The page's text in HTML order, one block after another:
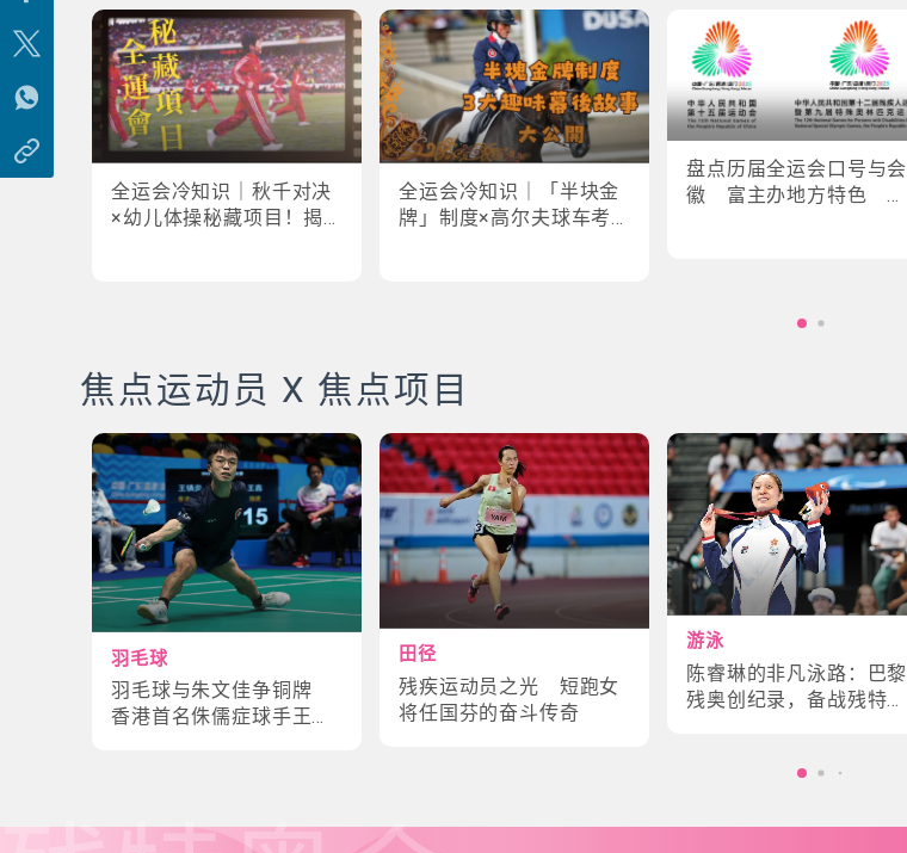
全运会冷知识｜秋千对决
×幼儿体操秘藏项目！揭
全运会冷知识｜「半块金
牌」制度×高尔夫球车考
盘点历届全运会口号与会
徽 富主办地方特色 数
焦点运动员 X 焦点项目
羽毛球
羽毛球与朱文佳争铜牌
香港首名侏儒症球手王镇
田径
残疾运动员之光 短跑女
将任国芬的奋斗传奇
游泳
陈睿琳的非凡泳路：巴黎
残奥创纪录，备战残特奥